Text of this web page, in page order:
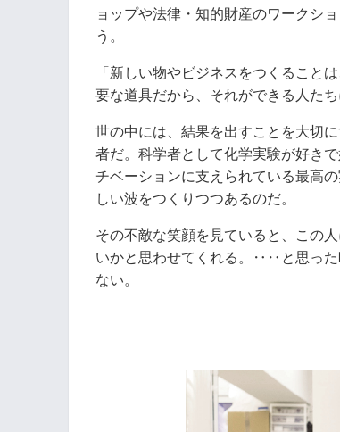
ョップや法律・知的財産のワークシ
う。
「新しい物やビジネスをつくること
要な道具だから、それができる人た
世の中には、結果を出すことを大切
者だ。科学者として化学実験が好き
チベーションに支えられている最高
しい波をつくりつつあるのだ。
その不敵な笑顔を見ていると、この
いかと思わせてくれる。‥‥と思った
ない。